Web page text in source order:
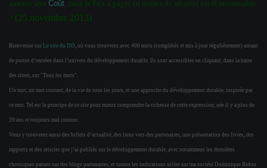
amortir leur Coût, mais le Prix à payer en termes de sécurité est-il raisonnable
? (25 novembre 2013)
Bienvenue sur Le site du DD, où vous trouverez avec 400 mots (complétés et mis à jour régulièrement) autant
de portes d’entrées dans l’univers du développement durable. Ils sont accessibles en cliquant, dans la barre
des titres, sur "Tous les mots".
Un mot, un mot courant, de la vie de tous les jours, et une approche du développement durable, inspirée par
ce mot. Tel est le principe de ce site pour mieux comprendre la richesse de cette expression, née il y a plus de
20 ans et toujours mal connue.
Vous y trouverez aussi des billets d’actualité, des liens vers des partenaires, une présentation des livres, des
rapports et des articles que j’ai publiés sur le développement durable, avec notamment les dernières
chroniques parues sur des blogs partenaires, et toutes les indications utiles sur ma société Dominique Bidou